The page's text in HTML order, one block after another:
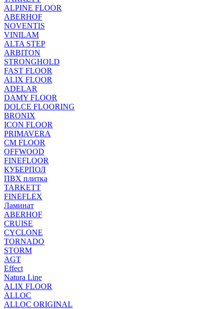
ALPINE FLOOR
ABERHOF
NOVENTIS
VINILAM
ALTA STEP
ARBITON
STRONGHOLD
FAST FLOOR
ALIX FLOOR
ADELAR
DAMY FLOOR
DOLCE FLOORING
BRONIX
ICON FLOOR
PRIMAVERA
CM FLOOR
OFFWOOD
FINEFLOOR
КУБЕРПОЛ
ПВХ плитка
TARKETT
FINEFLEX
Ламинат
ABERHOF
CRUISE
CYCLONE
TORNADO
STORM
AGT
Effect
Natura Line
ALIX FLOOR
ALLOC
ALLOC ORIGINAL